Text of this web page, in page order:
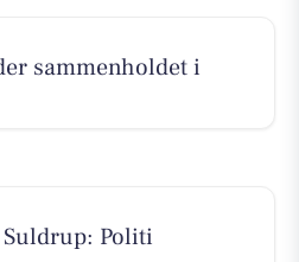
sammenholdet i
Politi